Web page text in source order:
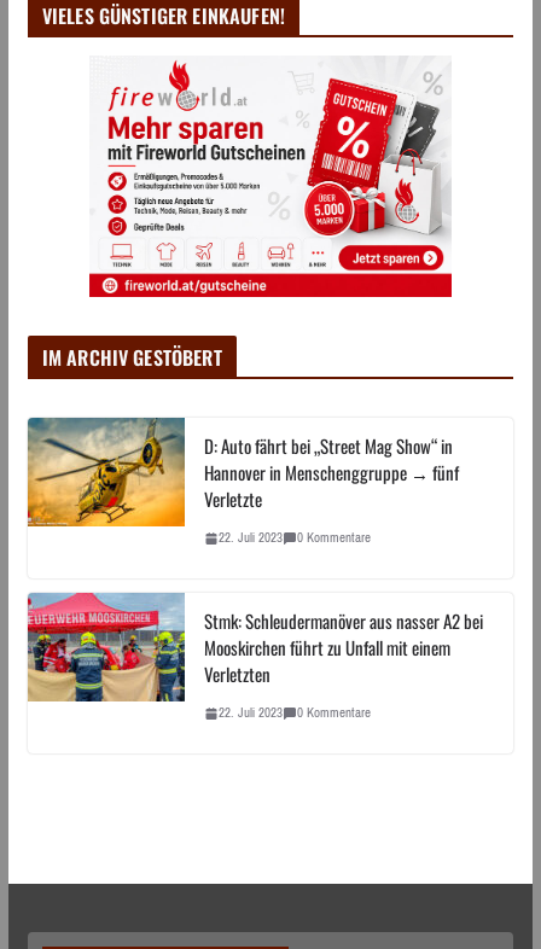
VIELES GÜNSTIGER EINKAUFEN!
IM ARCHIV GESTÖBERT
D: Auto fährt bei „Street Mag Show“ in
Hannover in Menschenggruppe → fünf
Verletzte
22. Juli 2023 0 Kommentare
Stmk: Schleudermanöver aus nasser A2 bei
Mooskirchen führt zu Unfall mit einem
Verletzten
22. Juli 2023 0 Kommentare